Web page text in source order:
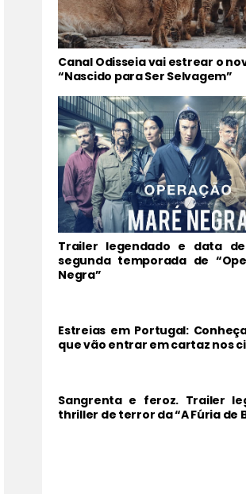
Canal Odisseia vai estrear o
“Nascido para Ser Selvagem”
Trailer legendado e data
segunda temporada de
Negra”
Estreias em Portugal:
que vão entrar em cartaz nos
Sangrenta e feroz. Trailer
thriller de terror da “A Fúria de